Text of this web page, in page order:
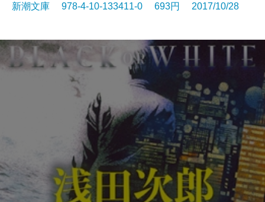
新潮文庫 978-4-10-133411-0 693円 2017/10/28